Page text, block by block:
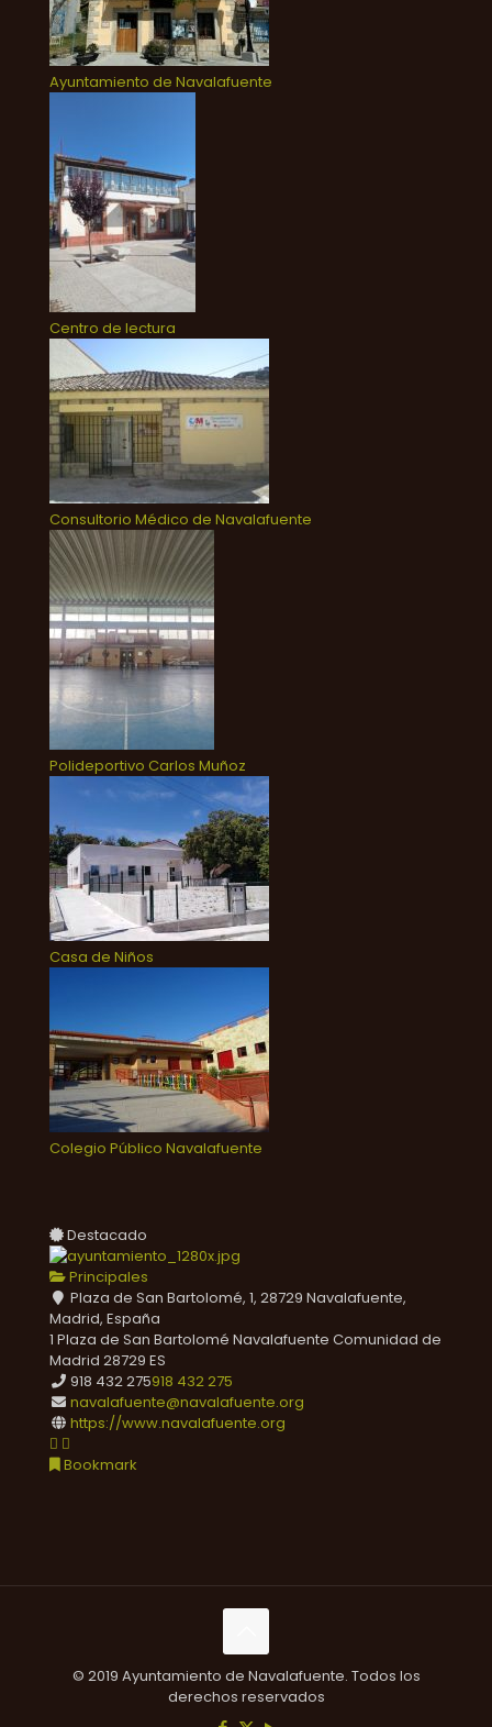
Ayuntamiento de Navalafuente
Centro de lectura
Consultorio Médico de Navalafuente
Polideportivo Carlos Muñoz
Casa de Niños
Colegio Público Navalafuente
Destacado
Principales
Plaza de San Bartolomé, 1, 28729 Navalafuente,
Madrid, España
1 Plaza de San Bartolomé Navalafuente Comunidad de
Madrid 28729 ES
918 432 275918 432 275
navalafuente@navalafuente.org
https://www.navalafuente.org
Bookmark
© 2019 Ayuntamiento de Navalafuente. Todos los
derechos reservados